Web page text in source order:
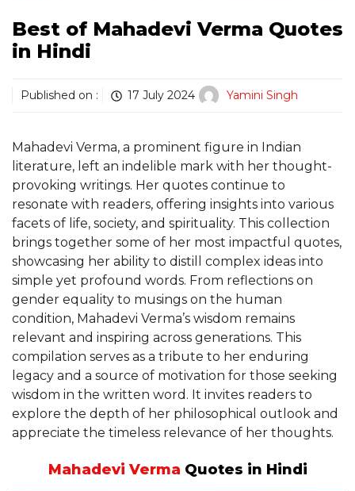
Best of Mahadevi Verma Quotes
in Hindi
Published on : 17 July 2024 Yamini Singh
Mahadevi Verma, a prominent figure in Indian
literature, left an indelible mark with her thought-
provoking writings. Her quotes continue to
resonate with readers, offering insights into various
facets of life, society, and spirituality. This collection
brings together some of her most impactful quotes,
showcasing her ability to distill complex ideas into
simple yet profound words. From reflections on
gender equality to musings on the human
condition, Mahadevi Verma’s wisdom remains
relevant and inspiring across generations. This
compilation serves as a tribute to her enduring
legacy and a source of motivation for those seeking
wisdom in the written word. It invites readers to
explore the depth of her philosophical outlook and
appreciate the timeless relevance of her thoughts.
Mahadevi Verma Quotes in Hindi